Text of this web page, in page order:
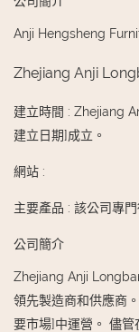
Anji Hengsheng
Zhejiang Anji
建立時間 : Zhejiang
建立日期]成立。
網站 :
主要產品 : 該公司專
公司簡介
Zhejiang Anji
領先製造商和供應商
要市場]中運營。 儘